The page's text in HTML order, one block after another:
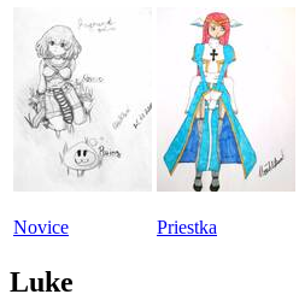
Novice Priestka
Luke